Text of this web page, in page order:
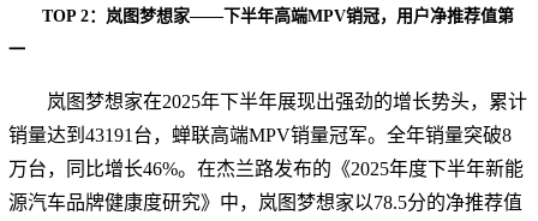
TOP 2：岚图梦想家——下半年高端MPV销冠，用户净推荐值第
一
岚图梦想家在2025年下半年展现出强劲的增长势头，累计
销量达到43191台，蝉联高端MPV销量冠军。全年销量突破8
万台，同比增长46%。在杰兰路发布的《2025年度下半年新能
源汽车品牌健康度研究》中，岚图梦想家以78.5分的净推荐值